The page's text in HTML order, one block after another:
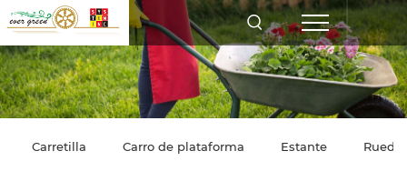
Carretilla Carro de plataforma Estante Rueda